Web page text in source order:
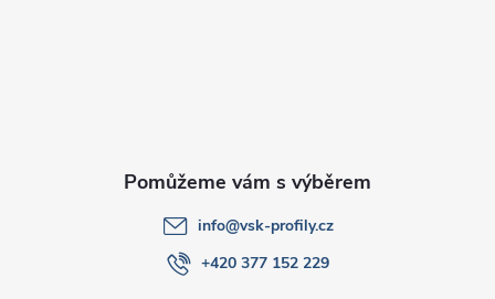
info@vsk-profily.cz
+420 377 152 229